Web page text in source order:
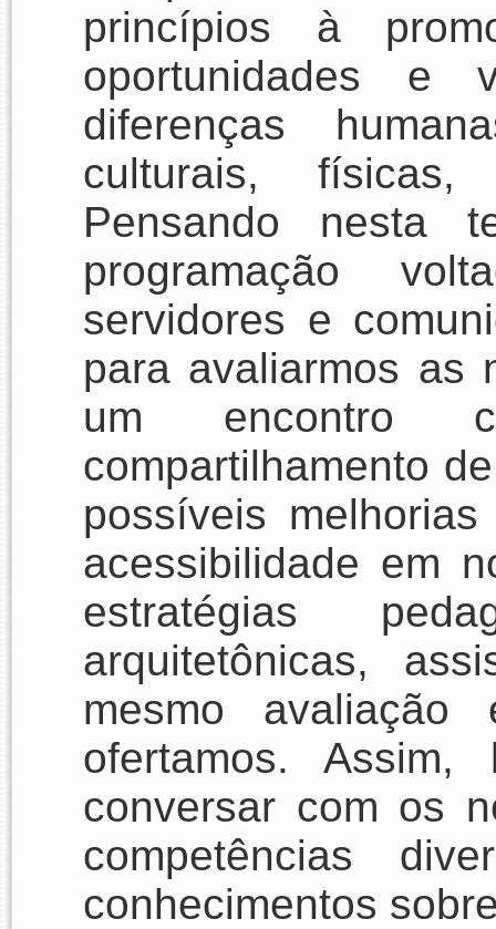
princípios à
oportunidades e
diferenças
culturais,
Pensando nesta
programação
servidores e
para avaliarmos as
um encontro
compartilhamento
possíveis
acessibilidade em
estratégias
arquitetônicas,
mesmo
ofertamos. Assim,
conversar com os
competências
conhecimentos